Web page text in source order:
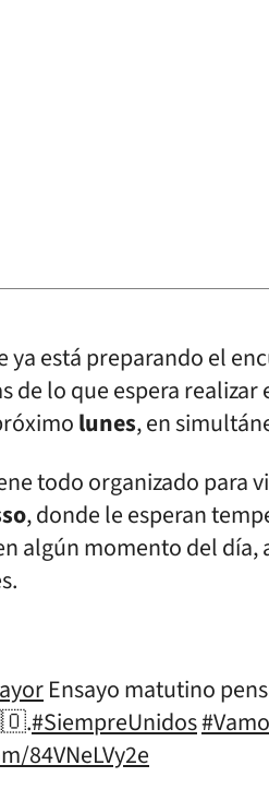
ya está preparando el
de lo que espera
lunes, en
todo organizado para
, donde le esperan
algún momento del día,
Ensayo matutino
#SiempreUnidos
84VNeLVy2e